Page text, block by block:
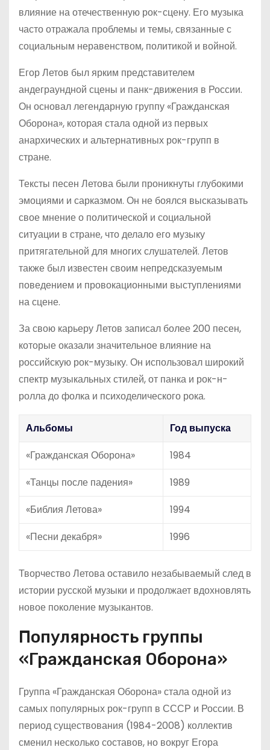
влияние на отечественную рок-сцену. Его музыка
часто отражала проблемы и темы, связанные с
социальным неравенством, политикой и войной.
Егор Летов был ярким представителем
андеграундной сцены и панк-движения в России.
Он основал легендарную группу «Гражданская
Оборона», которая стала одной из первых
анархических и альтернативных рок-групп в
стране.
Тексты песен Летова были проникнуты глубокими
эмоциями и сарказмом. Он не боялся высказывать
свое мнение о политической и социальной
ситуации в стране, что делало его музыку
притягательной для многих слушателей. Летов
также был известен своим непредсказуемым
поведением и провокационными выступлениями
на сцене.
За свою карьеру Летов записал более 200 песен,
которые оказали значительное влияние на
российскую рок-музыку. Он использовал широкий
спектр музыкальных стилей, от панка и рок-н-
ролла до фолка и психоделического рока.
Альбомы
Год выпуска
«Гражданская Оборона»
1984
«Танцы после падения»
1989
«Библия Летова»
1994
«Песни декабря»
1996
Творчество Летова оставило незабываемый след в
истории русской музыки и продолжает вдохновлять
новое поколение музыкантов.
Популярность группы
«Гражданская Оборона»
Группа «Гражданская Оборона» стала одной из
самых популярных рок-групп в СССР и России. В
период существования (1984-2008) коллектив
сменил несколько составов, но вокруг Егора